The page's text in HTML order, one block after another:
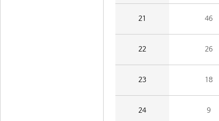
21 46
22 26
23 18
24 9